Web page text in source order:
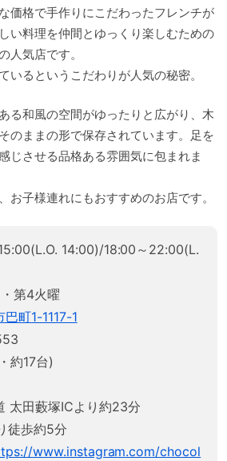
価格で手作りにこだわったフレンチが
い料理を仲間とゆっくり楽しむための
人気店です。
いるというこだわりが人気の秘密。
る和風の空間がゆったりと広がり、木
のままの形で保存されています。足を
じさせる品格ある雰囲気に包まれま
お子様連れにもおすすめのお店です。
14:00)/18:00～22:00(L.
第4火曜
町1-1117-1
約17台)
田藪塚ICより約23分
徒歩約5分
www.instagram.com/chocol